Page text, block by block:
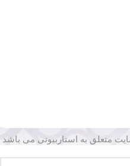
متعلق به استاربیوتی می باشد